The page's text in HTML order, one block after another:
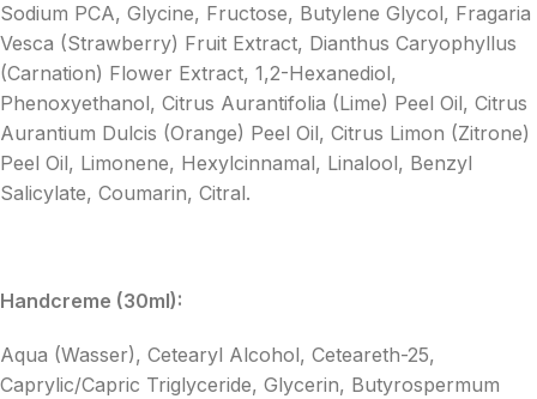
Sodium PCA, Glycine, Fructose, Butylene Glycol, Fragaria
Vesca (Strawberry) Fruit Extract, Dianthus Caryophyllus
(Carnation) Flower Extract, 1,2-Hexanediol,
Phenoxyethanol, Citrus Aurantifolia (Lime) Peel Oil, Citrus
Aurantium Dulcis (Orange) Peel Oil, Citrus Limon (Zitrone)
Peel Oil, Limonene, Hexylcinnamal, Linalool, Benzyl
Salicylate, Coumarin, Citral.
Handcreme (30ml):
Aqua (Wasser), Cetearyl Alcohol, Ceteareth-25,
Caprylic/Capric Triglyceride, Glycerin, Butyrospermum